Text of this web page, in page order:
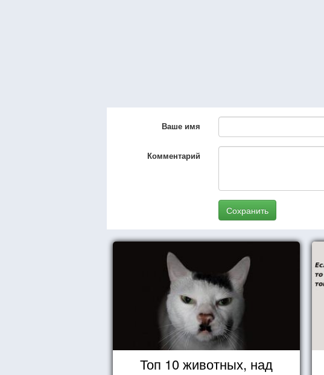
Ваше имя
Комментарий
Сохранить
Топ 10 животных, над